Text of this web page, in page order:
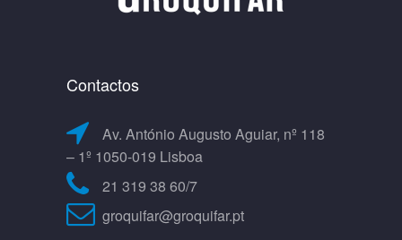
Contactos
Av. António Augusto Aguiar, nº 118
– 1º 1050-019 Lisboa
21 319 38 60/7
groquifar@groquifar.pt